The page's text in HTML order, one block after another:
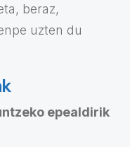
beraz,
uzten du
epealdirik